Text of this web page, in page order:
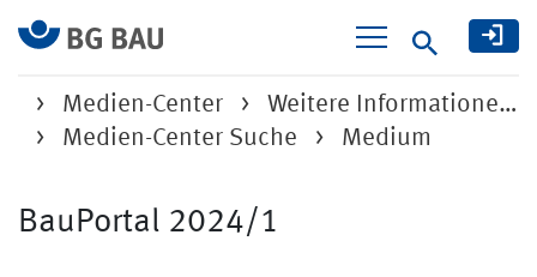
Suche
Medien-Center
Weitere Informatione…
Medien-Center Suche
Medium
BauPortal 2024/1